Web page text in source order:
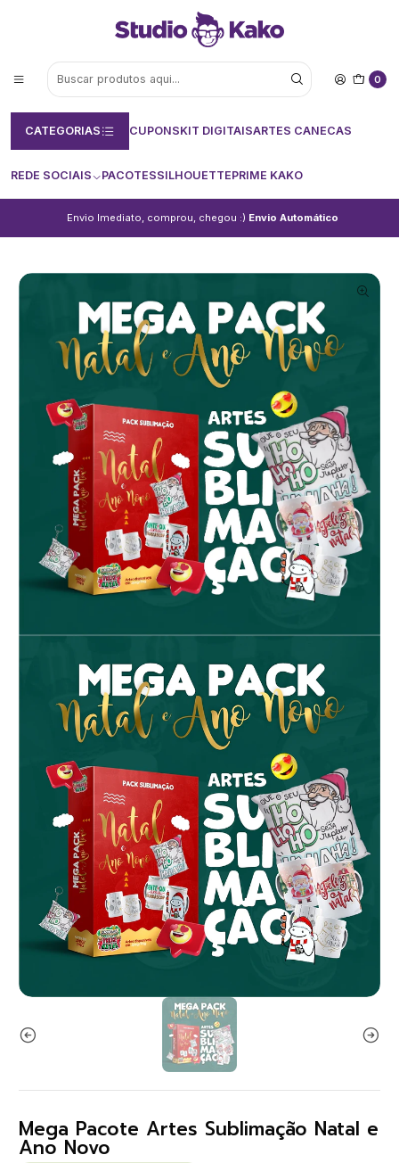
0
CATEGORIAS CUPONSKIT DIGITAISARTES CANECAS
REDE SOCIAIS PACOTESSILHOUETTEPRIME KAKO
Envio Imediato, comprou, chegou :) Envio Automático
Mega Pacote Artes Sublimação Natal e
Ano Novo